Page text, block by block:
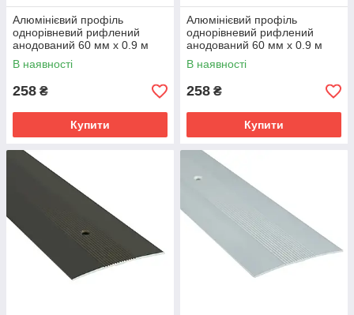
Алюмінієвий профіль
однорівневий рифлений
анодований 60 мм х 0.9 м
срібло
В наявності
258 ₴
Купити
Алюмінієвий профіль
однорівневий рифлений
анодований 60 мм х 0.9 м
золото
В наявності
258 ₴
Купити